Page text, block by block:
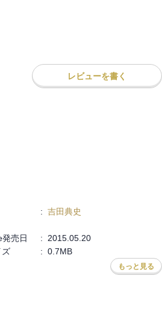
レビューを書く
: 吉田典史
売日 :
2015.05.20
ズ : 0.7MB
もっと見る